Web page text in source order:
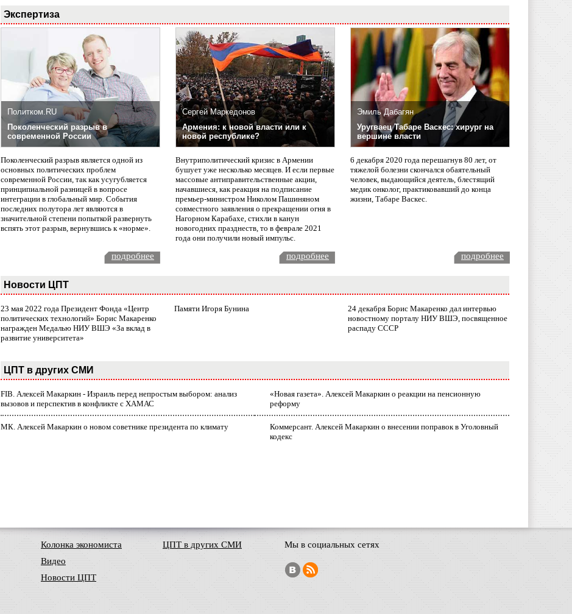
Экспертиза
Политком.RU
Поколенческий разрыв в
современной России
Поколенческий разрыв является одной из
основных политических проблем
современной России, так как усугубляется
принципиальной разницей в вопросе
интеграции в глобальный мир. События
последних полутора лет являются в
значительной степени попыткой развернуть
вспять этот разрыв, вернувшись к «норме».
Сергей Маркедонов
Армения: к новой власти или к
новой республике?
Внутриполитический кризис в Армении
бушует уже несколько месяцев. И если первые
массовые антиправительственные акции,
начавшиеся, как реакция на подписание
премьер-министром Николом Пашиняном
совместного заявления о прекращении огня в
Нагорном Карабахе, стихли в канун
новогодних празднеств, то в феврале 2021
года они получили новый импульс.
Эмиль Дабагян
Уругваец Табаре Васкес: хирург на
вершине власти
6 декабря 2020 года перешагнув 80 лет, от
тяжелой болезни скончался обаятельный
человек, выдающийся деятель, блестящий
медик онколог, практиковавший до конца
жизни, Табаре Васкес.
подробнее подробнее подробнее
Новости ЦПТ
23 мая 2022 года Президент Фонда «Центр
политических технологий» Борис Макаренко
награжден Медалью НИУ ВШЭ «За вклад в
развитие университета»
Памяти Игоря Бунина
24 декабря Борис Макаренко дал интервью
новостному порталу НИУ ВШЭ, посвященное
распаду СССР
ЦПТ в других СМИ
FIB. Алексей Макаркин - Израиль перед непростым выбором: анализ
вызовов и перспектив в конфликте с ХАМАС
«Новая газета». Алексей Макаркин о реакции на пенсионную
реформу
МК. Алексей Макаркин о новом советнике президента по климату
Коммерсант. Алексей Макаркин о внесении поправок в Уголовный
кодекс
Колонка экономиста
Видео
Новости ЦПТ
ЦПТ в других СМИ Мы в социальных сетях